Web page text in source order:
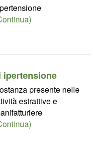
presente nelle
estrattive e